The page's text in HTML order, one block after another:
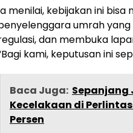
menilai, kebijakan ini
umrah
dan membuka
kami, keputusan ini
Baca Juga: Sepanjang
Kecelakaan di
Persen